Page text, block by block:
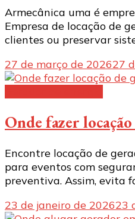
Armecânica uma é
Empresa de locação de
clientes ou preservar
27 de março de 202627
Onde fazer
Encontre locação de
para eventos com
preventiva. Assim, evita
23 de janeiro de 202623